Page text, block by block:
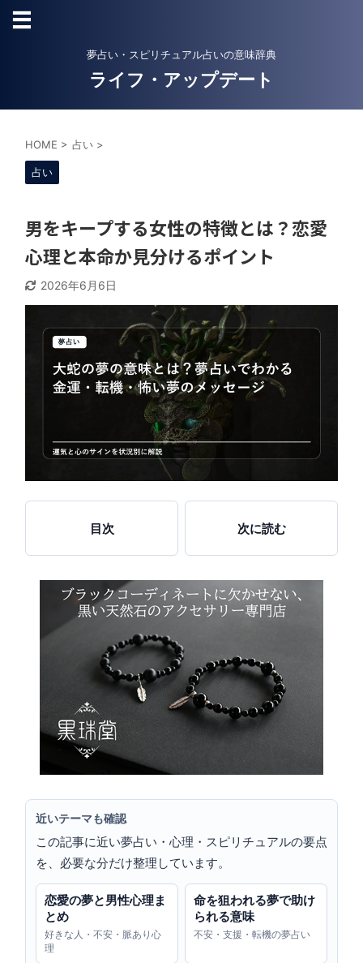
夢占い・スピリチュアル占いの意味辞典
ライフ・アップデート
HOME > 占い >
占い
男をキープする女性の特徴とは？恋愛
心理と本命か見分けるポイント
2026年6月6日
目次 次に読む
近いテーマも確認
この記事に近い夢占い・心理・スピリチュアルの要点
を、必要な分だけ整理しています。
恋愛の夢と男性心理ま
とめ
好きな人・不安・脈あり心
理
命を狙われる夢で助け
られる意味
不安・支援・転機の夢占い